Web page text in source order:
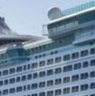
εγγραφής στο